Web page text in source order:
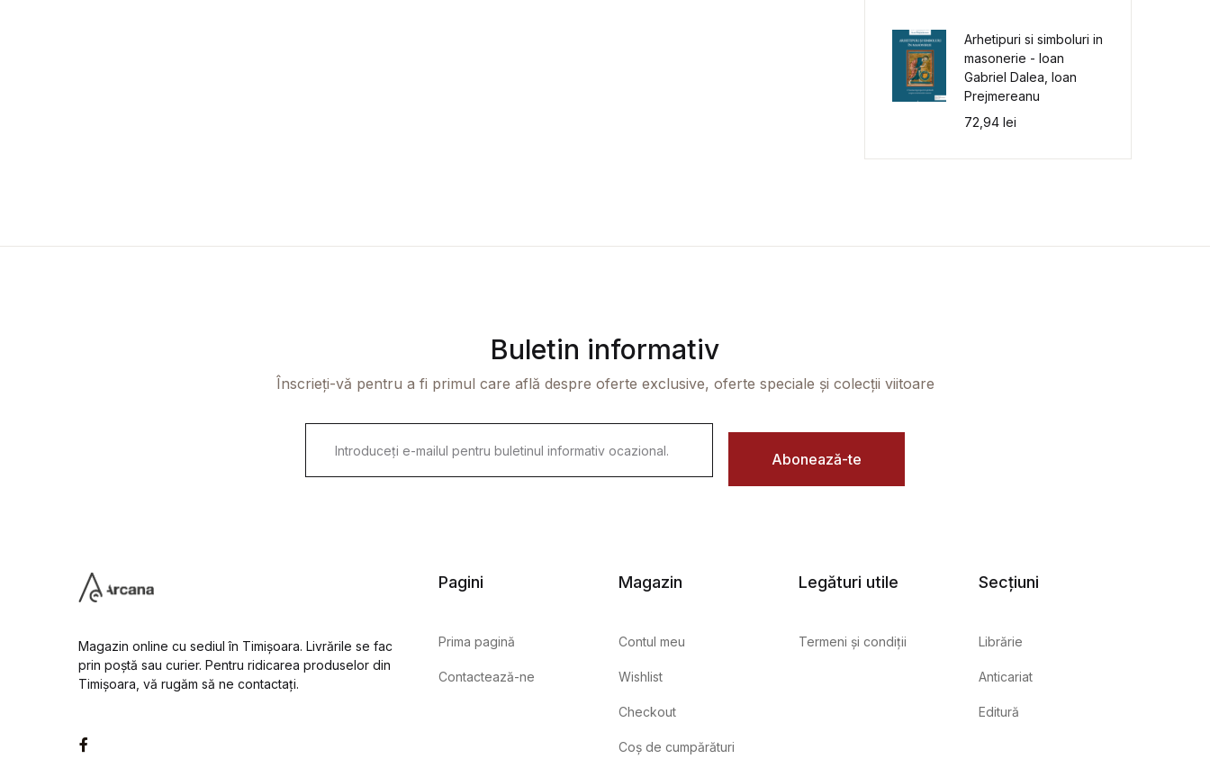
Arhetipuri si simboluri in
masonerie - Ioan
Gabriel Dalea, Ioan
Prejmereanu
72,94lei
Buletin informativ
Înscrieți-vă pentru a fi primul care află despre oferte exclusive, oferte speciale și colecții viitoare
i
Abonează-te
Magazin online cu sediul în Timișoara. Livrările se fac
prin poștă sau curier. Pentru ridicarea produselor din
Timișoara, vă rugăm să ne contactați.
Pagini
Prima pagină
Contactează-ne
Magazin
Contul meu
Wishlist
Checkout
Coș de cumpărături
Legături utile
Termeni și condiții
Secțiuni
Librărie
Anticariat
Editură